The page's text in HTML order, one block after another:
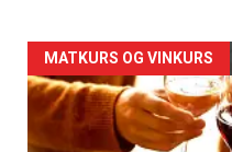
Forsiden
akkurat
MATKURS OG VINKURS